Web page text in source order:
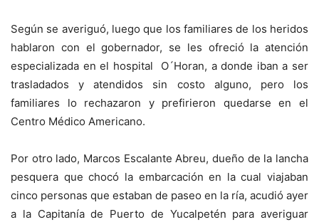
Según se averiguó, luego que los familiares de los heridos
hablaron con el gobernador, se les ofreció la atención
especializada en el hospital O´Horan, a donde iban a ser
trasladados y atendidos sin costo alguno, pero los
familiares lo rechazaron y prefirieron quedarse en el
Centro Médico Americano.
Por otro lado, Marcos Escalante Abreu, dueño de la lancha
pesquera que chocó la embarcación en la cual viajaban
cinco personas que estaban de paseo en la ría, acudió ayer
a la Capitanía de Puerto de Yucalpetén para averiguar